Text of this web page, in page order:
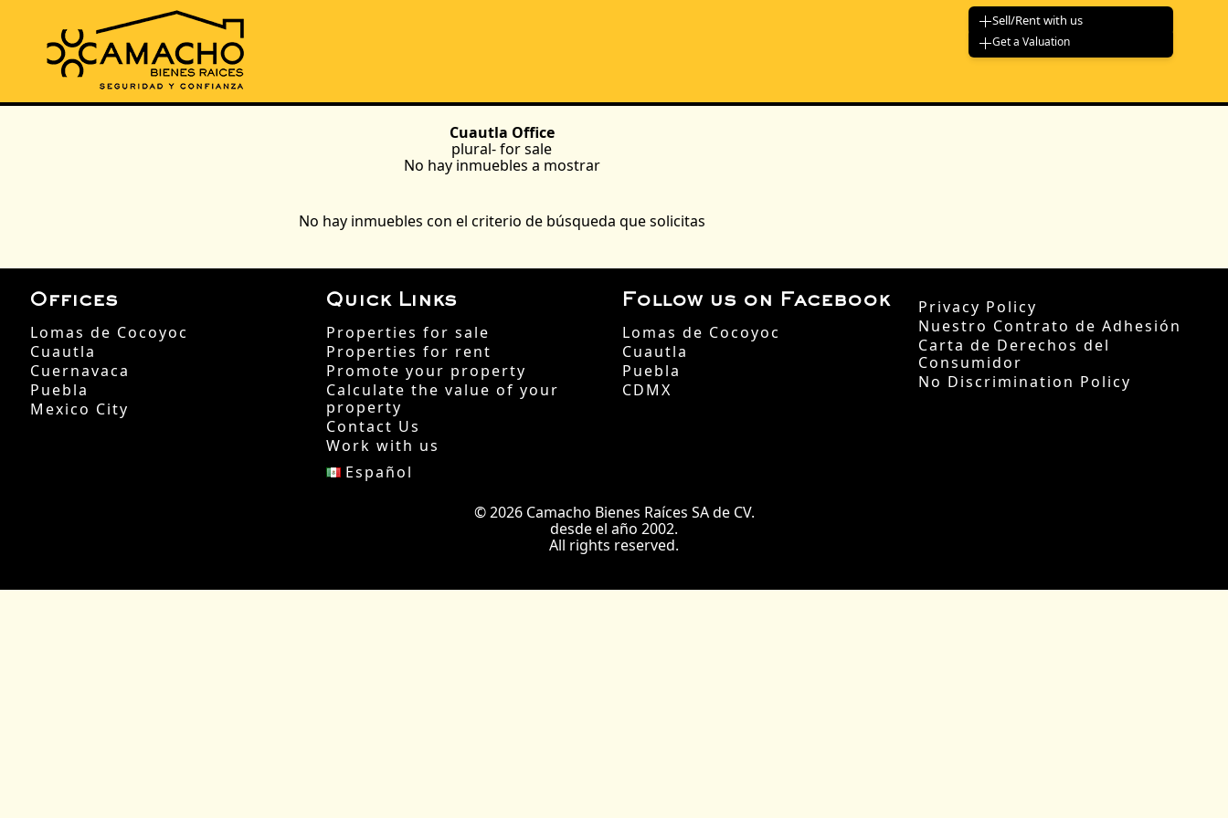
Sell/Rent with us
Get a Valuation
Cuautla Office
plural-for sale
No hay inmuebles a mostrar
No hay inmuebles con el criterio de búsqueda que solicitas
Offices
Lomas de Cocoyoc
Cuautla
Cuernavaca
Puebla
Mexico City
Quick Links
Properties for sale
Properties for rent
Promote your property
Calculate the value of your
property
Contact Us
Work with us
Español
Follow us on Facebook
Lomas de Cocoyoc
Cuautla
Puebla
CDMX
Privacy Policy
Nuestro Contrato de Adhesión
Carta de Derechos del
Consumidor
No Discrimination Policy
© 2026 Camacho Bienes Raíces SA de CV.
desde el año 2002.
All rights reserved.